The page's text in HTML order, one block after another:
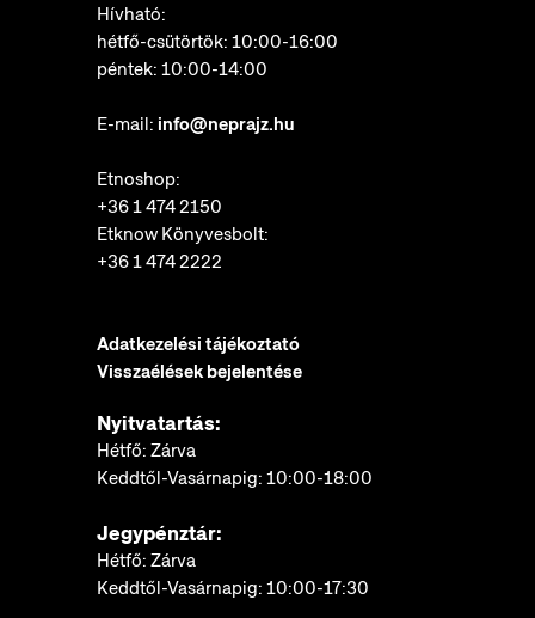
Hívható:
hétfő-csütörtök: 10:00-16:00
péntek: 10:00-14:00
E-mail: info@neprajz.hu
Etnoshop:
+36 1 474 2150
Etknow Könyvesbolt:
+36 1 474 2222
Adatkezelési tájékoztató
Visszaélések bejelentése
Nyitvatartás:
Hétfő: Zárva
Keddtől-Vasárnapig: 10:00-18:00
Jegypénztár:
Hétfő: Zárva
Keddtől-Vasárnapig: 10:00-17:30